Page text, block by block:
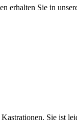
erhalten Sie in
Sie ist